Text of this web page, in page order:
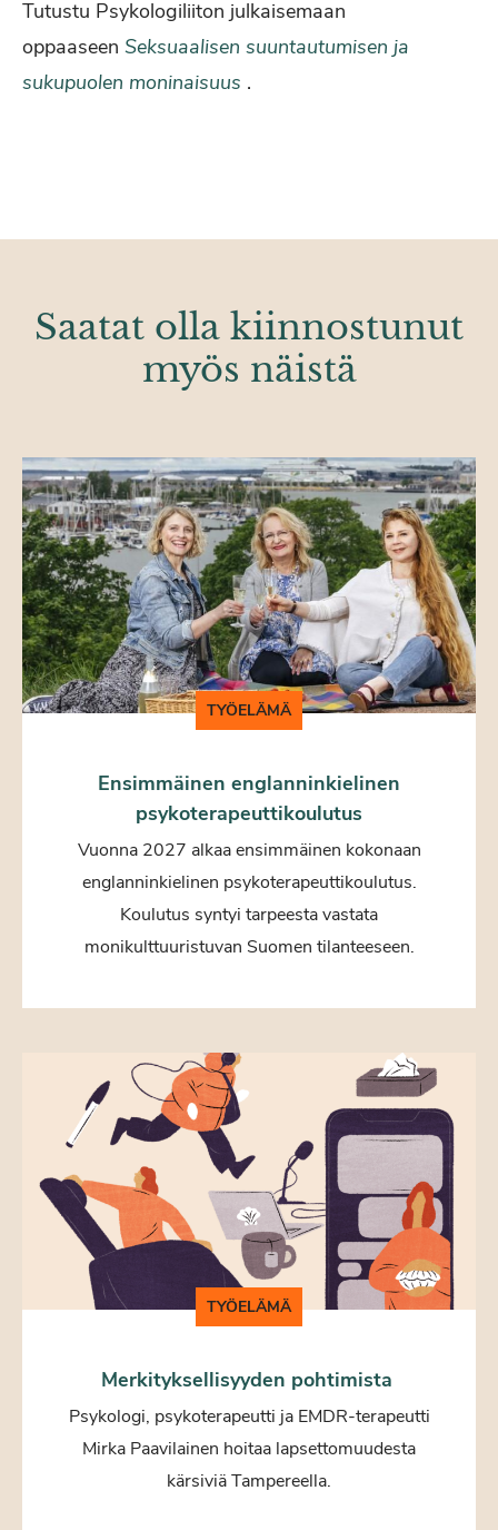
Tutustu Psykologiliiton julkaisemaan
oppaaseen Seksuaalisen suuntautumisen ja
sukupuolen moninaisuus .
Saatat olla kiinnostunut
myös näistä
TYÖELÄMÄ
Ensimmäinen englanninkielinen
psykoterapeuttikoulutus
Vuonna 2027 alkaa ensimmäinen kokonaan
englanninkielinen psykoterapeuttikoulutus.
Koulutus syntyi tarpeesta vastata
monikulttuuristuvan Suomen tilanteeseen.
TYÖELÄMÄ
Merkityksellisyyden pohtimista
Psykologi, psykoterapeutti ja EMDR-terapeutti
Mirka Paavilainen hoitaa lapsettomuudesta
kärsiviä Tampereella.